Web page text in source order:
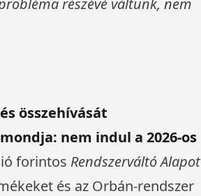
részévé váltunk, nem
összehívását
nem indul a 2026-os
forintos Rendszerváltó Alapot
és az Orbán-rendszer